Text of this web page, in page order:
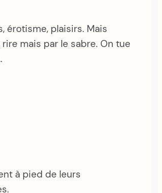
érotisme, plaisirs. Mais
mais par le sabre. On tue
à pied de leurs